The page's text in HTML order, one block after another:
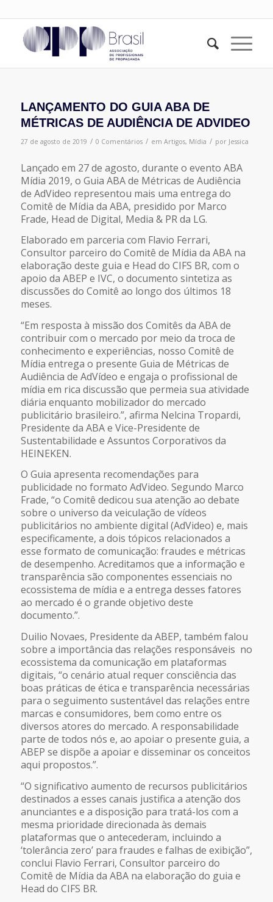
LANÇAMENTO DO GUIA ABA DE
MÉTRICAS DE AUDIÊNCIA DE ADVIDEO
27 de agosto de 2019 / 0 Comentários / em Artigos, Mídia / por Jessica
Lançado em 27 de agosto, durante o evento ABA
Mídia 2019, o Guia ABA de Métricas de Audiência
de AdVideo representou mais uma entrega do
Comitê de Mídia da ABA, presidido por Marco
Frade, Head de Digital, Media & PR da LG.
Elaborado em parceria com Flavio Ferrari,
Consultor parceiro do Comitê de Mídia da ABA na
elaboração deste guia e Head do CIFS BR, com o
apoio da ABEP e IVC, o documento sintetiza as
discussões do Comitê ao longo dos últimos 18
meses.
“Em resposta à missão dos Comitês da ABA de
contribuir com o mercado por meio da troca de
conhecimento e experiências, nosso Comitê de
Mídia entrega o presente Guia de Métricas de
Audiência de AdVídeo e engaja o profissional de
mídia em rica discussão que permeia sua atividade
diária enquanto mobilizador do mercado
publicitário brasileiro.”, afirma Nelcina Tropardi,
Presidente da ABA e Vice-Presidente de
Sustentabilidade e Assuntos Corporativos da
HEINEKEN.
O Guia apresenta recomendações para
publicidade no formato AdVideo. Segundo Marco
Frade, “o Comitê dedicou sua atenção ao debate
sobre o universo da veiculação de vídeos
publicitários no ambiente digital (AdVideo) e, mais
especificamente, a dois tópicos relacionados a
esse formato de comunicação: fraudes e métricas
de desempenho. Acreditamos que a informação e
transparência são componentes essenciais no
ecossistema de mídia e a entrega desses fatores
ao mercado é o grande objetivo deste
documento.”.
Duilio Novaes, Presidente da ABEP, também falou
sobre a importância das relações responsáveis no
ecossistema da comunicação em plataformas
digitais, “o cenário atual requer consciência das
boas práticas de ética e transparência necessárias
para o seguimento sustentável das relações entre
marcas e consumidores, bem como entre os
diversos atores do mercado. A responsabilidade
parte de todos nós e, ao apoiar o presente guia, a
ABEP se dispõe a apoiar e disseminar os conceitos
aqui propostos.”.
“O significativo aumento de recursos publicitários
destinados a esses canais justifica a atenção dos
anunciantes e a disposição para tratá-los com a
mesma prioridade direcionada às demais
plataformas que o antecederam, incluindo a
‘tolerância zero’ para fraudes e falhas de exibição”,
conclui Flavio Ferrari, Consultor parceiro do
Comitê de Mídia da ABA na elaboração do guia e
Head do CIFS BR.